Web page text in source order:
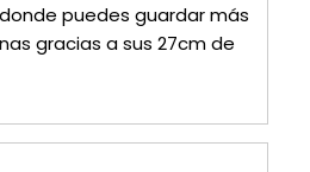
puedes guardar más
gracias a sus 27cm de